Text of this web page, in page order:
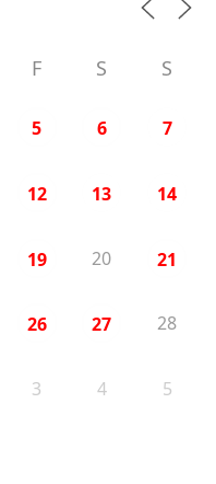
F S S
5 6 7
12 13 14
19 20 21
26 27 28
3 4 5